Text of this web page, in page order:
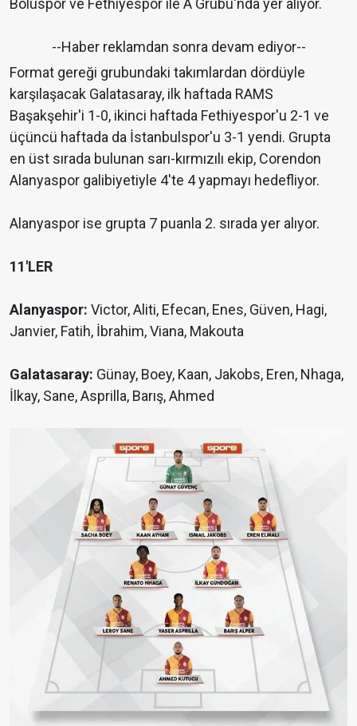
Boluspor ve Fethiyespor ile A Grubu'nda yer alıyor.
--Haber reklamdan sonra devam ediyor--
Format gereği grubundaki takımlardan dördüyle
karşılaşacak Galatasaray, ilk haftada RAMS
Başakşehir'i 1-0, ikinci haftada Fethiyespor'u 2-1 ve
üçüncü haftada da İstanbulspor'u 3-1 yendi. Grupta
en üst sırada bulunan sarı-kırmızılı ekip, Corendon
Alanyaspor galibiyetiyle 4'te 4 yapmayı hedefliyor.
Alanyaspor ise grupta 7 puanla 2. sırada yer alıyor.
11'LER
Alanyaspor: Victor, Aliti, Efecan, Enes, Güven, Hagi,
Janvier, Fatih, İbrahim, Viana, Makouta
Galatasaray: Günay, Boey, Kaan, Jakobs, Eren, Nhaga,
İlkay, Sane, Asprilla, Barış, Ahmed